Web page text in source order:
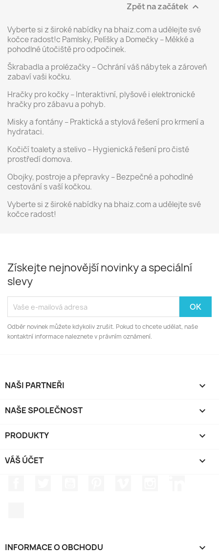
Zpět na začátek 
Vyberte si z široké nabídky na bhaiz.com a udělejte své
kočce radost!c Pamlsky, Pelíšky a Domečky – Měkké a
pohodlné útočiště pro odpočinek.
Škrabadla a prolézačky – Ochrání váš nábytek a zároveň
zabaví vaši kočku.
Hračky pro kočky – Interaktivní, plyšové i elektronické
hračky pro zábavu a pohyb.
Misky a fontány – Praktická a stylová řešení pro krmení a
hydrataci.
Kočičí toalety a stelivo – Hygienická řešení pro čisté
prostředí domova.
Obojky, postroje a přepravky – Bezpečné a pohodlné
cestování s vaší kočkou.
Vyberte si z široké nabídky na bhaiz.com a udělejte své
kočce radost!
Získejte nejnovější novinky a speciální
slevy
Odběr novinek můžete kdykoliv zrušit. Pokud to chcete udělat, naše
kontaktní informace naleznete v právním oznámení.
NAŠI PARTNEŘI 
NAŠE SPOLEČNOST 
PRODUKTY 
VÁŠ ÚČET 
INFORMACE O OBCHODU keyboard_arrow_down